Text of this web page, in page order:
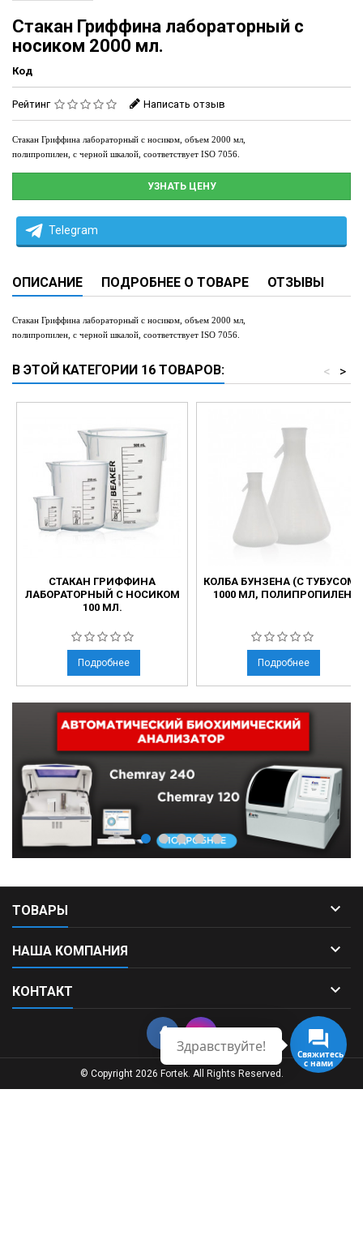
Стакан Гриффина лабораторный с
носиком 2000 мл.
Код
Рейтинг Написать отзыв
Стакан Гриффина лабораторный с носиком объем 2000 мл
полипропилен, с черной шкалой, соответствует ISO 7056.
УЗНАТЬ ЦЕНУ
Telegram
ОПИСАНИЕ ПОДРОБНЕЕ О ТОВАРЕ ОТЗЫВЫ
Стакан Гриффина лабораторный с носиком объем 2000 мл
полипропилен, с черной шкалой, соответствует ISO 7056.
В ЭТОЙ КАТЕГОРИИ 16 ТОВАРОВ: >
<
СТАКАН ГРИФФИНА
ЛАБОРАТОРНЫЙ С НОСИКОМ
100 МЛ.
Подробнее
КОЛБА БУНЗЕНА (С ТУБУСОМ)
1000 МЛ, ПОЛИПРОПИЛЕН
Подробнее
ТОВАРЫ 
НАША КОМПАНИЯ 
КОНТАКТ 
Свяжитесь
с нами
Здравствуйте!
© Copyright 2026 Fortek. All Rights Reserved.